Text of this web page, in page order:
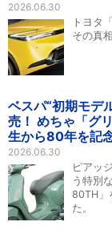
2026.06.30
トヨタ
その真
ベスパ“初期モデ
売！ めちゃ「グ
生から80年を記
2026.06.30
ピアッ
う特別
80TH」
た。